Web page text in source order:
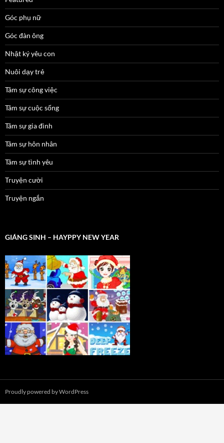
Góc phụ nữ
Góc đàn ông
Nhật ký yêu con
Nuôi dạy trẻ
Tâm sự công việc
Tâm sự cuộc sống
Tâm sự gia đình
Tâm sự hôn nhân
Tâm sự tình yêu
Truyện cười
Truyện ngắn
GIÁNG SINH – HAYPPY NEW YEAR
Proudly powered by WordPress